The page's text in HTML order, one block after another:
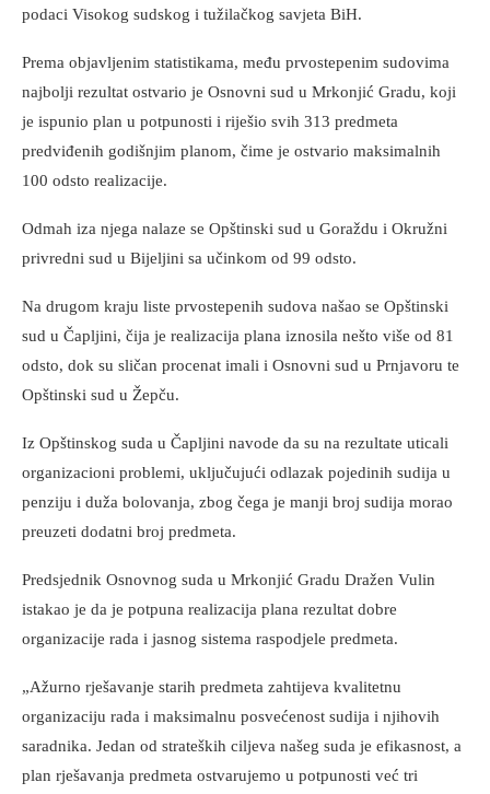
podaci Visokog sudskog i tužilačkog savjeta BiH.
Prema objavljenim statistikama, među prvostepenim sudovima
najbolji rezultat ostvario je Osnovni sud u Mrkonjić Gradu, koji
je ispunio plan u potpunosti i riješio svih 313 predmeta
predviđenih godišnjim planom, čime je ostvario maksimalnih
100 odsto realizacije.
Odmah iza njega nalaze se Opštinski sud u Goraždu i Okružni
privredni sud u Bijeljini sa učinkom od 99 odsto.
Na drugom kraju liste prvostepenih sudova našao se Opštinski
sud u Čapljini, čija je realizacija plana iznosila nešto više od 81
odsto, dok su sličan procenat imali i Osnovni sud u Prnjavoru te
Opštinski sud u Žepču.
Iz Opštinskog suda u Čapljini navode da su na rezultate uticali
organizacioni problemi, uključujući odlazak pojedinih sudija u
penziju i duža bolovanja, zbog čega je manji broj sudija morao
preuzeti dodatni broj predmeta.
Predsjednik Osnovnog suda u Mrkonjić Gradu Dražen Vulin
istakao je da je potpuna realizacija plana rezultat dobre
organizacije rada i jasnog sistema raspodjele predmeta.
„Ažurno rješavanje starih predmeta zahtijeva kvalitetnu
organizaciju rada i maksimalnu posvećenost sudija i njihovih
saradnika. Jedan od strateških ciljeva našeg suda je efikasnost, a
plan rješavanja predmeta ostvarujemo u potpunosti već tri